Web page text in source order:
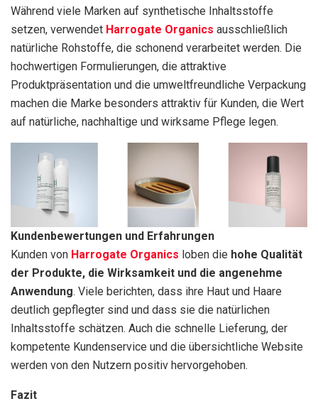
Während viele Marken auf synthetische Inhaltsstoffe
setzen, verwendet Harrogate Organics ausschließlich
natürliche Rohstoffe, die schonend verarbeitet werden. Die
hochwertigen Formulierungen, die attraktive
Produktpräsentation und die umweltfreundliche Verpackung
machen die Marke besonders attraktiv für Kunden, die Wert
auf natürliche, nachhaltige und wirksame Pflege legen.
Kundenbewertungen und Erfahrungen
Kunden von Harrogate Organics loben die hohe Qualität
der Produkte, die Wirksamkeit und die angenehme
Anwendung. Viele berichten, dass ihre Haut und Haare
deutlich gepflegter sind und dass sie die natürlichen
Inhaltsstoffe schätzen. Auch die schnelle Lieferung, der
kompetente Kundenservice und die übersichtliche Website
werden von den Nutzern positiv hervorgehoben.
Fazit